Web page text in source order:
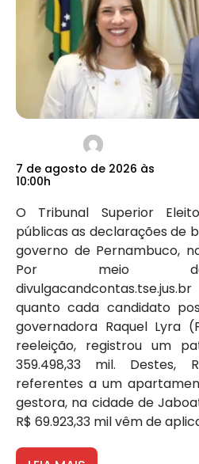
7 de agosto de 2026 às
10:00h
O Tribunal Superior
públicas as declarações de
governo de Pernambuco,
Por meio da
quanto cada candidato
governadora Raquel Lyra
reeleição, registrou um
359.498,33 mil. Destes,
referentes a um
gestora, na cidade de
R$ 69.923,33 mil vêm de